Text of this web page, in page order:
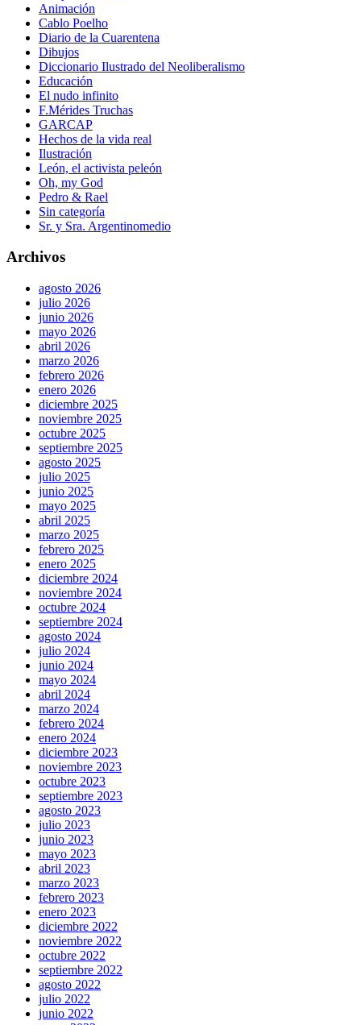
Animación
Cablo Poelho
Diario de la Cuarentena
Dibujos
Diccionario Ilustrado del Neoliberalismo
Educación
El nudo infinito
F.Mérides Truchas
GARCAP
Hechos de la vida real
Ilustración
León, el activista peleón
Oh, my God
Pedro & Rael
Sin categoría
Sr. y Sra. Argentinomedio
Archivos
agosto 2026
julio 2026
junio 2026
mayo 2026
abril 2026
marzo 2026
febrero 2026
enero 2026
diciembre 2025
noviembre 2025
octubre 2025
septiembre 2025
agosto 2025
julio 2025
junio 2025
mayo 2025
abril 2025
marzo 2025
febrero 2025
enero 2025
diciembre 2024
noviembre 2024
octubre 2024
septiembre 2024
agosto 2024
julio 2024
junio 2024
mayo 2024
abril 2024
marzo 2024
febrero 2024
enero 2024
diciembre 2023
noviembre 2023
octubre 2023
septiembre 2023
agosto 2023
julio 2023
junio 2023
mayo 2023
abril 2023
marzo 2023
febrero 2023
enero 2023
diciembre 2022
noviembre 2022
octubre 2022
septiembre 2022
agosto 2022
julio 2022
junio 2022